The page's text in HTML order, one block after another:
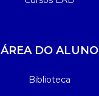
ÁREA DO ALUNO
Biblioteca